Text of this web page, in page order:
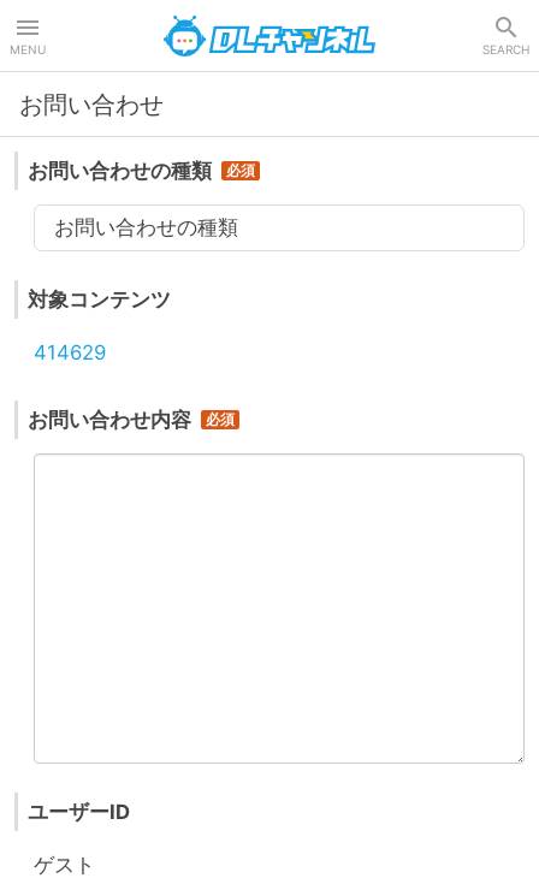
MENU SEARCH
お問い合わせ
お問い合わせの種類
お問い合わせの種類
対象コンテンツ
414629
お問い合わせ内容
ユーザーID
ゲスト